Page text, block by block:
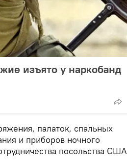
изъято у наркобанд
палаток, спальных
и приборов ночного
посольства США